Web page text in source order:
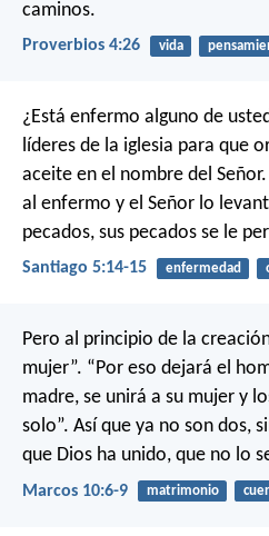
caminos.
Proverbios 4:26 vida
¿Está enfermo alguno de
líderes de la iglesia para que
aceite en el nombre del
al enfermo y el Señor lo
pecados, sus pecados se le
Santiago 5:14-15 enfermedad
Pero al principio de la
mujer”. “Por eso dejará el
madre, se unirá a su mujer y
solo”. Así que ya no son dos,
que Dios ha unido, que no lo
Marcos 10:6-9 matrimonio